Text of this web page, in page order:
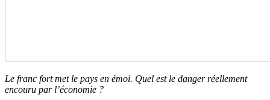
Le franc fort met le pays en émoi. Quel est le danger réellement
encouru par l’économie ?